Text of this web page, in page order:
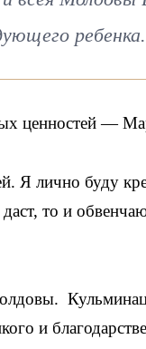
ребенка.
ценностей —
Я лично буду
то и
и